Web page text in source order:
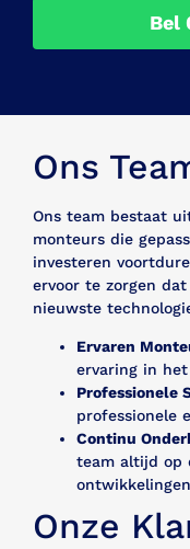
Bel
Ons
Ons team bestaat
monteurs die
investeren
ervoor te zorgen
nieuwste
Ervaren
ervaring in het
Professionele
professionele
Continu
team altijd op
Onze